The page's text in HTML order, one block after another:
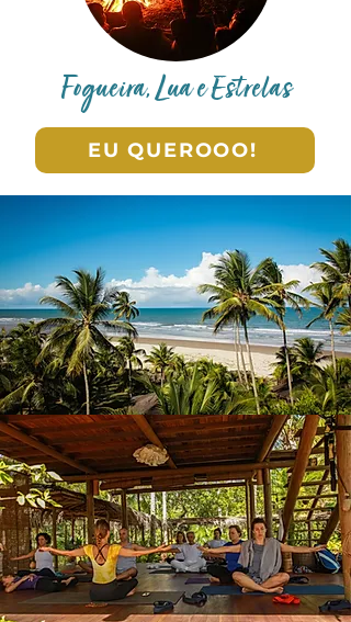
Fogueira, Lua e Estrelas
EU QUEROOO!